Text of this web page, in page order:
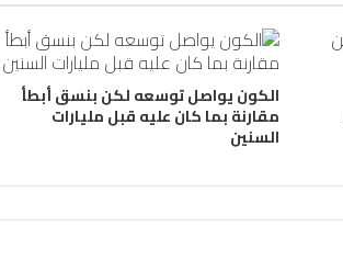
الكون يواصل توسعه لكن بنسق أبطأ
مقارنة بما كان عليه قبل مليارات
السنين